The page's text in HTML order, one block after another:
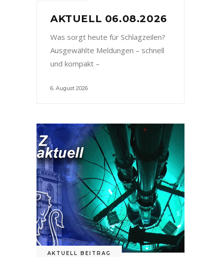
AKTUELL 06.08.2026
Was sorgt heute für Schlagzeilen?
Ausgewählte Meldungen – schnell
und kompakt –
6. August 2026
AKTUELL BEITRAG